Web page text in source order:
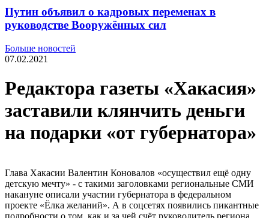
Путин объявил о кадровых переменах в
руководстве Вооружённых сил
Больше новостей
07.02.2021
Редактора газеты «Хакасия»
заставили клянчить деньги
на подарки «от губернатора»
Глава Хакасии Валентин Коновалов «осуществил ещё одну
детскую мечту» - с такими заголовками региональные СМИ
накануне описали участии губернатора в федеральном
проекте «Ёлка желаний». А в соцсетях появились пикантные
подробности о том, как и за чей счёт руководитель региона